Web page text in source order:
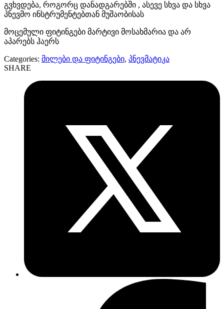
გვხვდება, როგორც დანადგარებში , ასევე სხვა და სხვა
პნევმო ინსტრუმენტებთან მუშაობისას
მოცემული ფიტინგები მარტივი მოსახმარია და არ
აპარებს ჰაერს
Categories: მილები და ფიტინგები, პნევმატიკა
SHARE